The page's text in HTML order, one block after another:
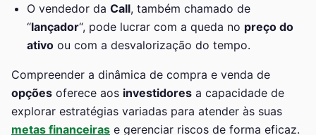
O vendedor daCall, também chamado de
“lançador“, pode lucrar com a queda no preço do
ativo ou com a desvalorização do tempo.
Compreender a dinâmica de compra e venda de
opções oferece aos investidores a capacidade de
explorar estratégias variadas para atender às suas
metas financeiras e gerenciar riscos de forma eficaz.